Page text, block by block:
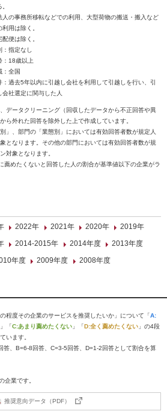
の事務所移転などでの利用、大型荷物の搬送・搬入など
利用は除く。
便は除く。
：指定なし
：18歳以上
：全国
：過去5年以内に引越し会社を利用して引越しを行い、引
会社選定に関与した人
データクリーニング（回収したデータから不正回答や異
ら外れた回答を除外した上で作成しています。
」、部門の「業態別」においては有効回答者数が規定人
となります。その他の部門においては有効回答者数が規
対象となります。
めたくないと回答した人の割合が基準値以下の企業がラ
2022年 2021年 2020年
2019年
2014-2015年 2014年度
2013年度
年度 2009年度 2008年度
程度その企業のサービスを推奨したいか」について「A:
」「C:あまり薦めたくない 」「D:全く薦めたくない 」の4段
います。
、B=6-8回答、C=3-5回答、D=1-2回答として割合を算
企業です。
推奨意向データ（PDF）